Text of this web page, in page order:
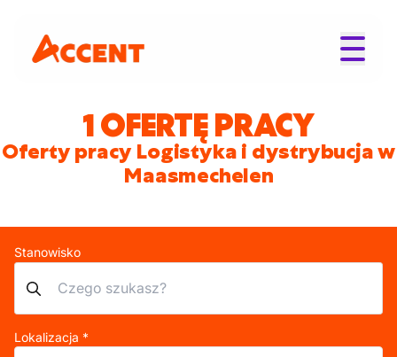
1 OFERTĘ PRACY
Oferty pracy Logistyka i dystrybucja w
Maasmechelen
Stanowisko
Lokalizacja *